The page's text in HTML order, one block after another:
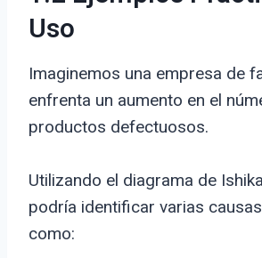
Uso
Imaginemos una empresa de
enfrenta un aumento en el
productos defectuosos.
Utilizando el diagrama de
podría identificar varias
como: